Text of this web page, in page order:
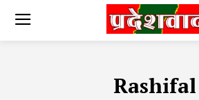
Rashifal